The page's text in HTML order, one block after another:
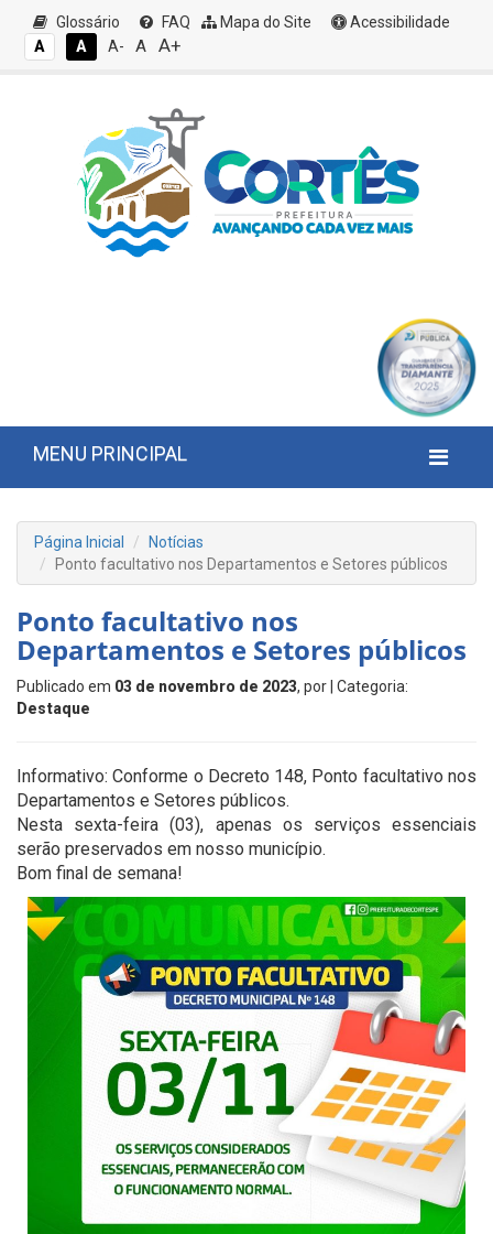
Glossário FAQ Mapa do Site
Acessibilidade
A
A A- A A+
MENU PRINCIPAL
Página Inicial
Notícias
Ponto facultativo nos Departamentos e Setores públicos
Ponto facultativo nos
Departamentos e Setores públicos
Publicado em 03 de novembro de 2023, por | Categoria:
Destaque
Informativo: Conforme o Decreto 148, Ponto facultativo nos
Departamentos e Setores públicos.
Nesta sexta-feira (03), apenas os serviços essenciais
serão preservados em nosso município.
Bom final de semana!